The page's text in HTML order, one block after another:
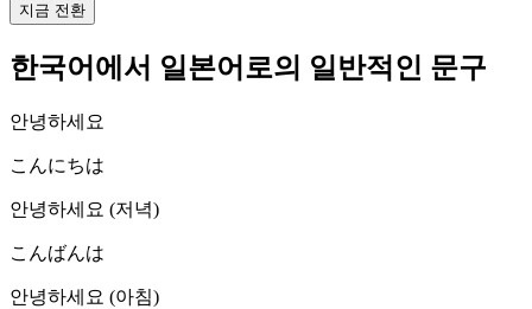
지금 전환
한국어에서 일본어로의 일반적인 문구
안녕하세요
こんにちは
안녕하세요 (저녁)
こんばんは
안녕하세요 (아침)